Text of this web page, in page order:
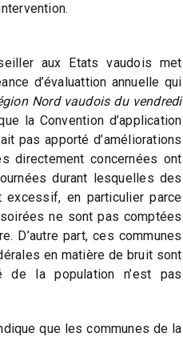
aux Etats vaudois met
d’évaluattion annuelle qui
Nord vaudois du vendredi
la Convention d’application
pas apporté d’améliorations
directement concernées ont
durant lesquelles des
en particulier parce
ne sont pas comptées
D’autre part, ces communes
en matière de bruit sont
la population n’est pas
que les communes de la